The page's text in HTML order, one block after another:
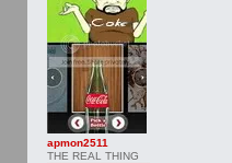
apmon2511
THE REAL THING